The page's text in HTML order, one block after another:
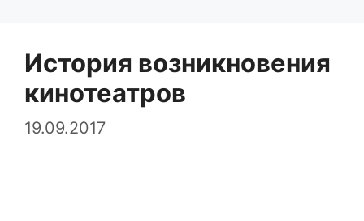
История возникновения
кинотеатров
19.09.2017